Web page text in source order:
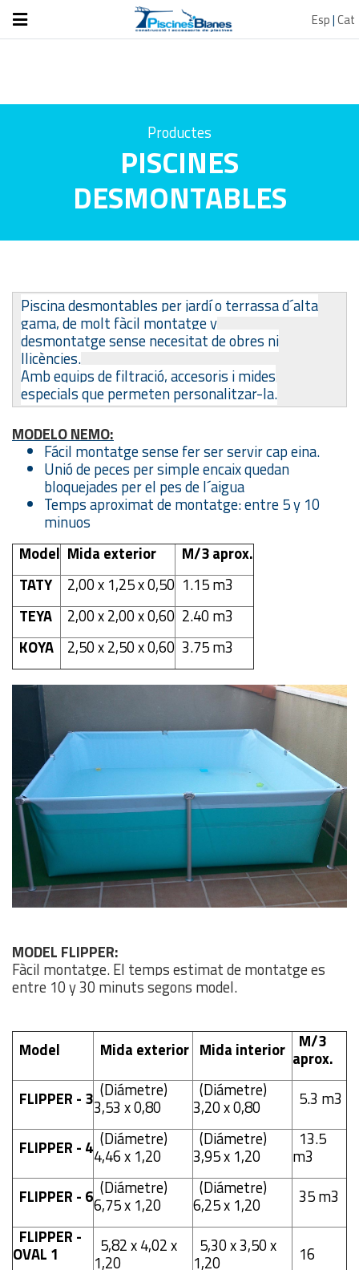
Esp|Cat
Productes
PISCINES
DESMONTABLES
Piscina desmontables per jardí o terrassa d´alta
gama, de molt fàcil montatge y
desmontatge sense necesitat de obres ni
llicències.
Amb equips de filtració, accesoris i mides
especials que permeten personalitzar-la.
MODELO NEMO:
Fácil montatge sense fer ser servir cap eina.
Unió de peces per simple encaix quedan
bloquejades per el pes de l´aigua
Temps aproximat de montatge: entre 5 y 10
minuos
Model Mida exterior
M/3 aprox.
TATY
2,00 x 1,25 x 0,50 1.15 m3
TEYA
2,00 x 2,00 x 0,60 2.40 m3
KOYA
2,50 x 2,50 x 0,60 3.75 m3
MODEL FLIPPER:
Fàcil montatge. El temps estimat de montatge es
entre 10 y 30 minuts segons model.
Model Mida exterior Mida interior M/3
aprox.
FLIPPER - 3 (Diámetre)
3,53 x 0,80
(Diámetre)
3,20 x 0,80 5.3 m3
FLIPPER - 4 (Diámetre)
4,46 x 1,20
(Diámetre)
3,95 x 1,20
13.5
m3
FLIPPER - 6 (Diámetre)
6,75 x 1,20
(Diámetre)
6,25 x 1,20
35 m3
FLIPPER -
OVAL 1 5,82 x 4,02 x
1,20
5,30 x 3,50 x
1,20 16